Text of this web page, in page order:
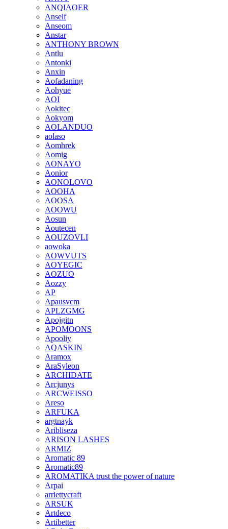
ANQIAOER
Anself
Anseom
Anstar
ANTHONY BROWN
Antlu
Antonki
Anxin
Aofadaning
Aohyue
AOI
Aokitec
Aokyom
AOLANDUO
aolaso
Aomhrek
Aomig
AONAYO
Aonior
AONOLOVO
AOOHA
AOOSA
AOOWU
Aosun
Aoutecen
AOUZOVLI
aowoka
AOWVUTS
AOYEGIC
AOZUO
Aozzy
AP
Apausvcm
APLZGMG
Apojgitn
APOMOONS
Apooliy
AQASKIN
Aramox
AraSyleon
ARCHIDATE
Arcjunys
ARCWEISSO
Areso
ARFUKA
argtnayk
Aribliseza
ARISON LASHES
ARMIZ
Aromatic 89
Aromatic89
AROMATIKA trust the power of nature
Arpai
arriettycraft
ARSUK
Artdeco
Artibetter